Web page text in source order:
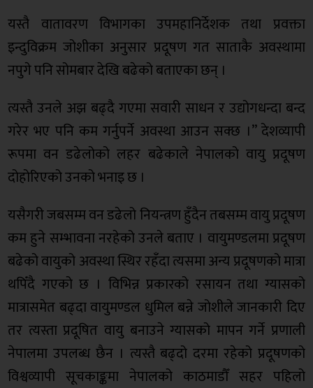
यस्तै वातावरण विभागका उपमहानिर्देशक तथा प्रवक्ता
इन्दुविक्रम जोशीका अनुसार प्रदूषण गत साताकै अवस्थामा
नपुगे पनि सोमबार देखि बढेको बताएका छन् ।
त्यस्तै उनले अझ बढ्दै गएमा सवारी साधन र उद्योगधन्दा बन्द
गरेर भए पनि कम गर्नुपर्ने अवस्था आउन सक्छ ।” देशव्यापी
रूपमा वन डढेलोको लहर बढेकाले नेपालको वायु प्रदूषण
दोहोरिएको उनको भनाइ छ ।
यसैगरी जबसम्म वन डढेलो नियन्त्रण हुँदैन तबसम्म वायु प्रदूषण
कम हुने सम्भावना नरहेको उनले बताए । वायुमण्डलमा प्रदूषण
बढेको वायुको अवस्था स्थिर रहँदा त्यसमा अन्य प्रदूषणको मात्रा
थपिँदै गएको छ । विभिन्न प्रकारको रसायन तथा ग्यासको
मात्रासमेत बढ्दा वायुमण्डल धुमिल बन्ने जोशीले जानकारी दिए
तर त्यस्ता प्रदूषित वायु बनाउने ग्यासको मापन गर्ने प्रणाली
नेपालमा उपलब्ध छैन । त्यस्तै बढ्दो दरमा रहेको प्रदूषणको
विश्वव्यापी सूचकाङ्कमा नेपालको काठमाडौँ सहर पहिलो